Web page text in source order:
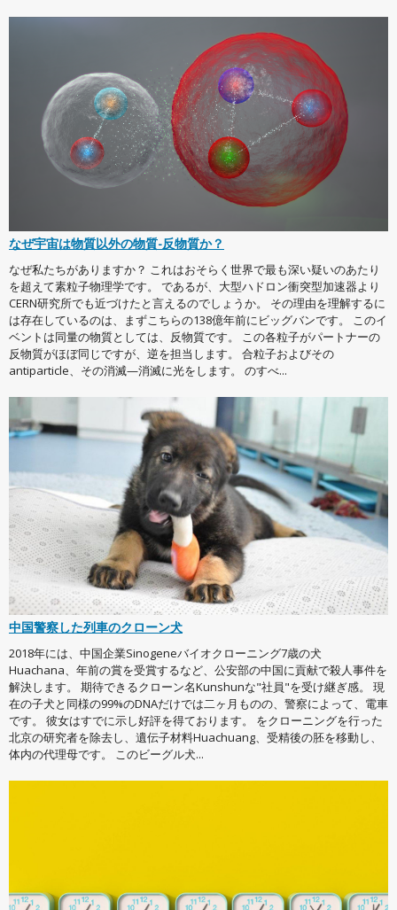
なぜ宇宙は物質以外の物質-反物質か？
なぜ私たちがありますか？ これはおそらく世界で最も深い疑いのあたり
を超えて素粒子物理学です。 であるが、大型ハドロン衝突型加速器より
CERN研究所でも近づけたと言えるのでしょうか。 その理由を理解するに
は存在しているのは、まずこちらの138億年前にビッグバンです。 このイ
ベントは同量の物質としては、反物質です。 この各粒子がパートナーの
反物質がほぼ同じですが、逆を担当します。 合粒子およびその
antiparticle、その消滅—消滅に光をします。 のすべ...
中国警察した列車のクローン犬
2018年には、中国企業Sinogeneバイオクローニング7歳の犬
Huachana、年前の賞を受賞するなど、公安部の中国に貢献で殺人事件を
解決します。 期待できるクローン名Kunshunな"社員"を受け継ぎ感。 現
在の子犬と同様の99%のDNAだけでは二ヶ月ものの、警察によって、電車
です。 彼女はすでに示し好評を得ております。 をクローニングを行った
北京の研究者を除去し、遺伝子材料Huachuang、受精後の胚を移動し、
体内の代理母です。 このビーグル犬...